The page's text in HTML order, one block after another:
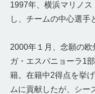
1997年、横浜マリノ
し、チームの中心選手
2000年１月、念願の
ガ・エスパニョーラ1
籍。在籍中2得点を挙
ムに貢献したが、シー